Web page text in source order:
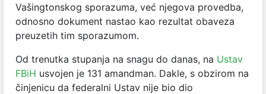
Vašingtonskog sporazuma, već njegova provedba,
odnosno dokument nastao kao rezultat obaveza
preuzetih tim sporazumom.
Od trenutka stupanja na snagu do danas, na Ustav
FBiH usvojen je 131 amandman. Dakle, s obzirom na
činjenicu da federalni Ustav nije bio dio